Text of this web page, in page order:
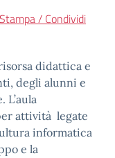
Stampa / Condividi
didattica e
degli alunni e
attività legate
informatica
e la